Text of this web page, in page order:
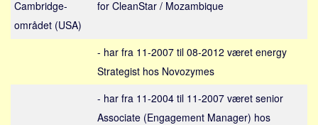
Pension og opsparing
Forbrug
Social sikring og sundhed
Transport
Cambridge-
området (USA)
for CleanStar / Mozambique
- har fra 11-2007 til 08-2012 været energy
Strategist hos Novozymes
- har fra 11-2004 til 11-2007 været senior
Associate (Engagement Manager) hos